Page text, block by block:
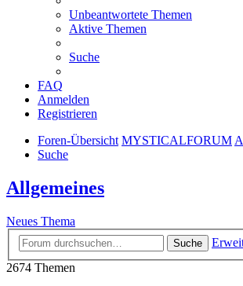
Unbeantwortete Themen
Aktive Themen
Suche
FAQ
Anmelden
Registrieren
Foren-Übersicht MYSTICALFORUM
Suche
Allgemeines
Neues Thema
Suche
2674 Themen